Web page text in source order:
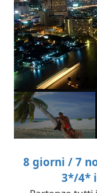
8 giorni / 7
3*/4*